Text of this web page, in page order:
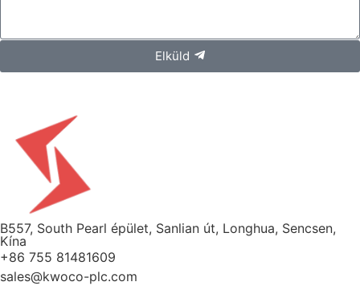
Elküld
B557, South Pearl épület, Sanlian út, Longhua, Sencsen,
Kína
+86 755 81481609
sales@kwoco-plc.com